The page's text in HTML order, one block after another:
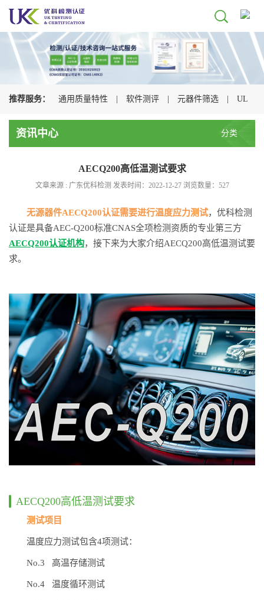
推荐服务： 通用质量特性 | 软件测评 | 元器件筛选 | UL
认证 | CSA认证
资讯中心 分类
AECQ200高低温测试要求
文章来源 : 广东优科检测 发表时间：2022-12-27 浏览数量： 527
无源器件AECQ200认证需要进行温度应力测试，优科检测
认证是具备AEC-Q200标准CNAS全项检测资质的专业第三方
AECQ200认证机构，接下来为大家介绍AECQ200高低温测试要
求。
AECQ200高低温测试要求
测试项目
温度应力测试包含4项测试：
No.3 高温存储测试
No.4 温度循环测试